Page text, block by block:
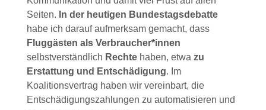
Seiten. In der heutigen Bundestagsdebatte
habe ich darauf aufmerksam gemacht, dass
Fluggästen als Verbraucher*innen
selbstverständlich Rechtehaben, etwa zu
Erstattung und Entschädigung. Im
Koalitionsvertrag haben wir vereinbart, die
Entschädigungszahlungen zu automatisieren und